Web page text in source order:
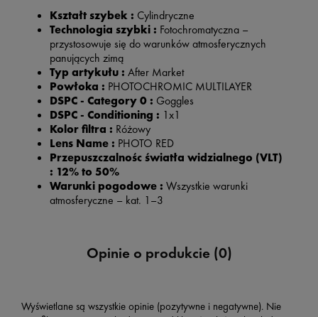
Kształt szybek : Cylindryczne
Technologia szybki : Fotochromatyczna –
przystosowuje się do warunków atmosferycznych
panujących zimą
Typ artykułu : After Market
Powłoka : PHOTOCHROMIC MULTILAYER
DSPC - Category 0 : Goggles
DSPC - Conditioning : 1x1
Kolor filtra : Różowy
Lens Name : PHOTO RED
Przepuszczalnośc światła widzialnego (VLT)
: 12% to 50%
Warunki pogodowe : Wszystkie warunki
atmosferyczne – kat. 1–3
Opinie o produkcie (0)
Wyświetlane są wszystkie opinie (pozytywne i negatywne). Nie